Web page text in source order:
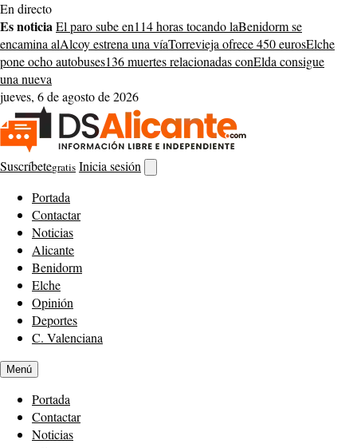
Saltar
al
contenido
En directo
Es noticiaEl paro sube en114 horas tocando laBenidorm se
encamina alAlcoy estrena una víaTorrevieja ofrece 450 eurosElche
pone ocho autobuses136 muertes relacionadas conElda consigue
una nueva
jueves, 6 de agosto de 2026
Suscríbetegratis Inicia sesión
buscador
Portada
Contactar
Noticias
Alicante
Benidorm
Elche
Opinión
Deportes
C. Valenciana
Menú
Portada
Contactar
Noticias